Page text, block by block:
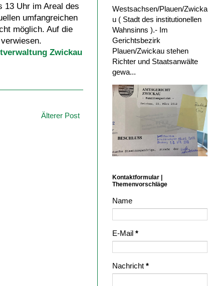
13 Uhr im Areal des
umfangreichen
möglich. Auf die
Zwickau
Älterer Post
Westsachsen/Plauen/Zwicka
u ( Stadt des institutionellen
Wahnsinns ).- Im
Gerichtsbezirk
Plauen/Zwickau stehen
Richter und Staatsanwälte
gewa...
Kontaktformular |
Themenvorschläge
Name
E-Mail *
Nachricht *